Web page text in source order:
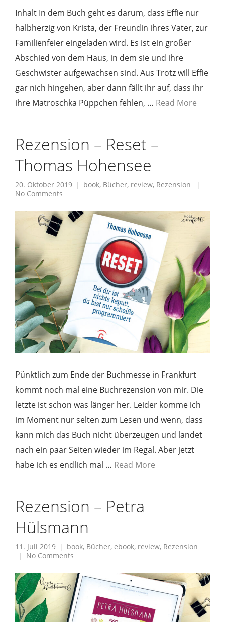
Inhalt In dem Buch geht es darum, dass Effie nur
halbherzig von Krista, der Freundin ihres Vater, zur
Familienfeier eingeladen wird. Es ist ein großer
Abschied von dem Haus, in dem sie und ihre
Geschwister aufgewachsen sind. Aus Trotz will Effie
gar nich hingehen, aber dann fällt ihr auf, dass ihr
ihre Matroschka Püppchen fehlen, … Read More
Rezension – Reset –
Thomas Hohensee
20. Oktober 2019 book, Bücher, review, Rezension
No Comments
Pünktlich zum Ende der Buchmesse in Frankfurt
kommt noch mal eine Buchrezension von mir. Die
letzte ist schon was länger her. Leider komme ich
im Moment nur selten zum Lesen und wenn, dass
kann mich das Buch nicht überzeugen und landet
nach ein paar Seiten wieder im Regal. Aber jetzt
habe ich es endlich mal … Read More
Rezension – Petra
Hülsmann
11. Juli 2019 book, Bücher, ebook, review, Rezension
No Comments